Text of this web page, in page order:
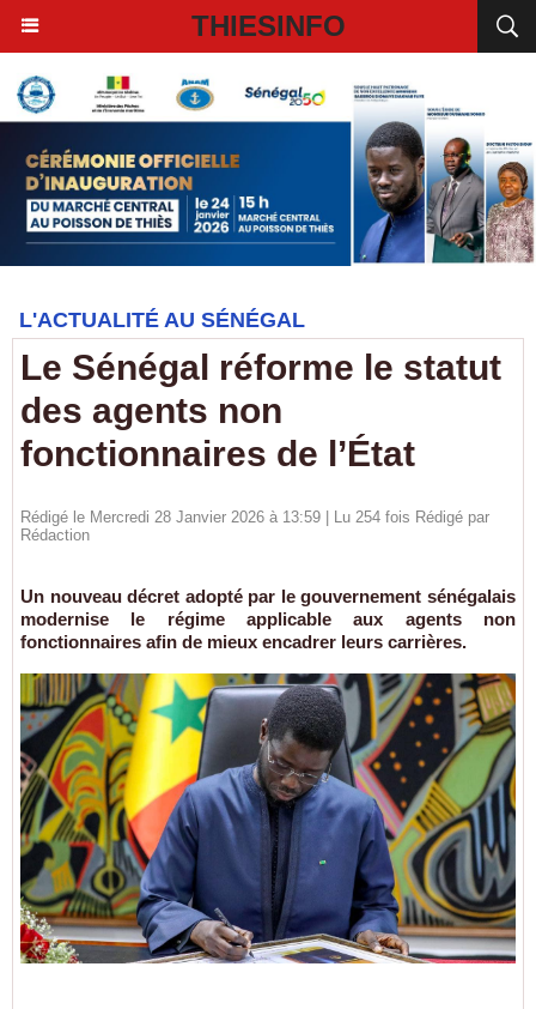
THIESINFO
L'ACTUALITÉ AU SÉNÉGAL
Le Sénégal réforme le statut
des agents non
fonctionnaires de l’État
Rédigé le Mercredi 28 Janvier 2026 à 13:59 | Lu 254 fois Rédigé par
Rédaction
Un nouveau décret adopté par le gouvernement sénégalais
modernise le régime applicable aux agents non
fonctionnaires afin de mieux encadrer leurs carrières.